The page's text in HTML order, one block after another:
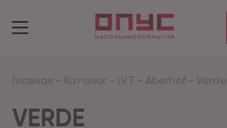
Главная - Каталог - LVT - Aberhof - Verde
VERDE